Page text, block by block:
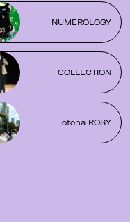
NUMEROLOGY
COLLECTION
otona ROSY